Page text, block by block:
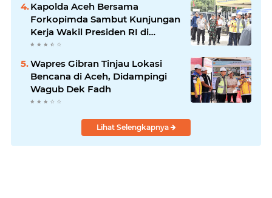
Kapolda Aceh Bersama
Forkopimda Sambut Kunjungan
Kerja Wakil Presiden RI di
Kabupaten Bireuen
Wapres Gibran Tinjau Lokasi
Bencana di Aceh, Didampingi
Wagub Dek Fadh
Lihat Selengkapnya